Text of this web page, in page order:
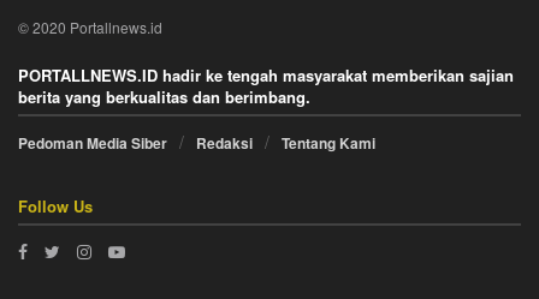
© 2020 Portallnews.id
PORTALLNEWS.ID hadir ke tengah masyarakat memberikan sajian
berita yang berkualitas dan berimbang.
Pedoman Media Siber Redaksi Tentang Kami
Follow Us